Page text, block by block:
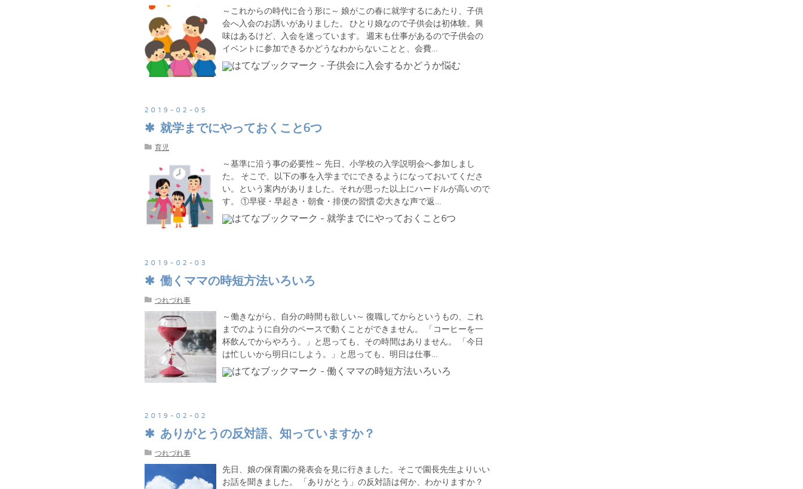
～これからの時代に合う形に～ 娘がこの春に就学するにあたり、子供
会へ入会のお誘いがありました。 ひとり娘なので子供会は初体験。興
味はあるけど、入会を迷っています。 週末も仕事があるので子供会の
イベントに参加できるかどうなわからないことと、会費…
2019-02 -05
就学までにやっておくこと6つ
育児
～基準に沿う事の必要性～ 先日、小学校の入学説明会へ参加しまし
た。 そこで、以下の事を入学までにできるようになっておいてくださ
い。という案内がありました。それが思った以上にハードルが高いので
す。 ①早寝・早起き・朝食・排便の習慣 ②大きな声で返…
2019-02 -03
働くママの時短方法いろいろ
つれづれ事
～働きながら、自分の時間も欲しい～ 復職してからというもの、これ
までのように自分のペースで動くことができません。 「コーヒーを一
杯飲んでからやろう。」と思っても、その時間はありません。 「今日
は忙しいから明日にしよう。」と思っても、明日は仕事…
2019-02 -02
ありがとうの反対語、知っていますか？
つれづれ事
先日、娘の保育園の発表会を見に行きました。そこで園長先生よりいい
お話を聞きました。 「ありがとう」の反対語は何か、わかりますか？